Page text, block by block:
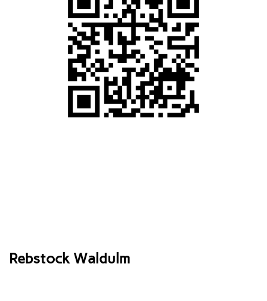
Rebstock Waldulm